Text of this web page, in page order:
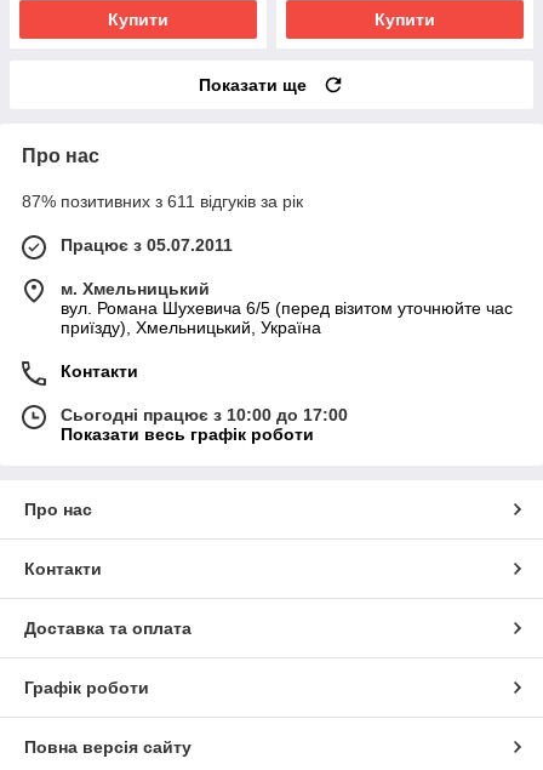
Купити Купити
Показати ще
Про нас
87% позитивних з 611 відгуків за рік
Працює з 05.07.2011
м. Хмельницький
вул. Романа Шухевича 6/5 (перед візитом уточнюйте час
приїзду), Хмельницький, Україна
Контакти
Сьогодні працює з 10:00 до 17:00
Показати весь графік роботи
Про нас
Контакти
Доставка та оплата
Графік роботи
Повна версія сайту